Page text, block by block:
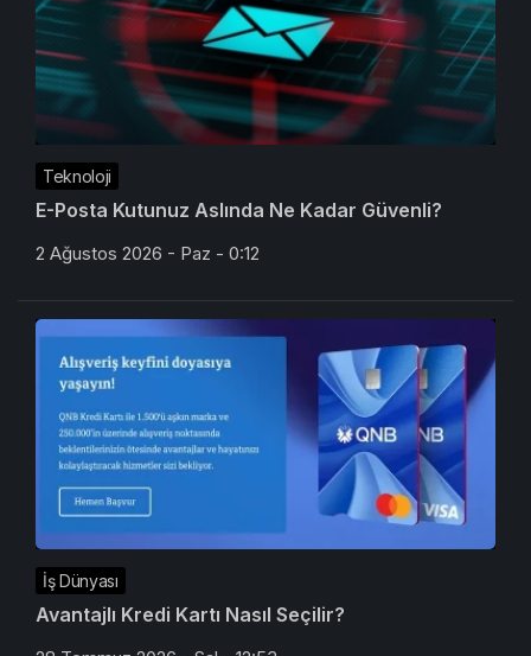
Teknoloji
E-Posta Kutunuz Aslında Ne Kadar Güvenli?
2 Ağustos 2026 - Paz - 0:12
İş Dünyası
Avantajlı Kredi Kartı Nasıl Seçilir?
28 Temmuz 2026 - Sal - 12:53